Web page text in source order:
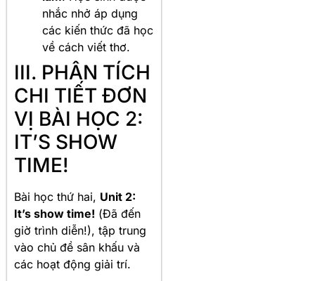
nhắc nhở áp dụng
các kiến thức đã học
về cách viết thơ.
III. PHÂN TÍCH
CHI TIẾT ĐƠN
VỊ BÀI HỌC 2:
IT’S SHOW
TIME!
Bài học thứ hai, Unit 2:
It’s show time! (Đã đến
giờ trình diễn!), tập trung
vào chủ đề sân khấu và
các hoạt động giải trí.